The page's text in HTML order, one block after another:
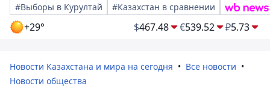
#Выборы в Курултай
#Казахстан в сравнении
+29° $467.48 €539.52 ₽5.73
Новости Казахстана и мира на сегодня
Все новости
Новости общества